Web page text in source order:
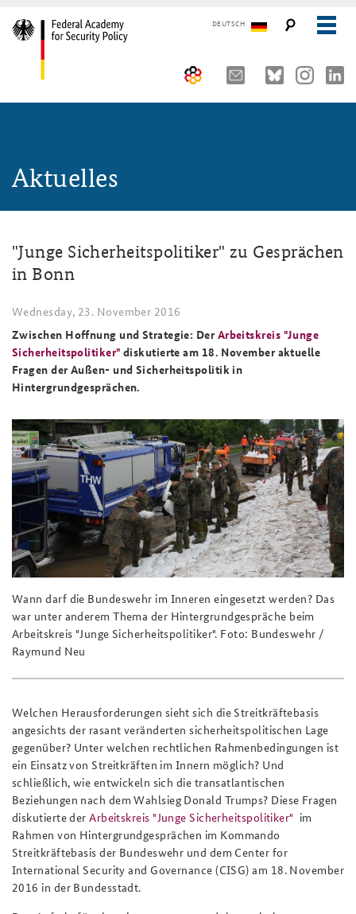
DEUTSCH
Organisation
Partners
Young Leaders in Security Policy
Directions
Security Policy Course for Senior Officials
German Forum on Security Policy
Public Events
Further Events
Working Papers
Aktuelles
"Junge Sicherheitspolitiker" zu Gesprächen
in Bonn
Wednesday, 23. November 2016
Zwischen Hoffnung und Strategie: Der Arbeitskreis "Junge
Sicherheitspolitiker" diskutierte am 18. November aktuelle
Fragen der Außen- und Sicherheitspolitik in
Hintergrundgesprächen.
Wann darf die Bundeswehr im Inneren eingesetzt werden? Das
war unter anderem Thema der Hintergrundgespräche beim
Arbeitskreis "Junge Sicherheitspolitiker". Foto: Bundeswehr /
Raymund Neu
Welchen Herausforderungen sieht sich die Streitkräftebasis
angesichts der rasant veränderten sicherheitspolitischen Lage
gegenüber? Unter welchen rechtlichen Rahmenbedingungen ist
ein Einsatz von Streitkräften im Innern möglich? Und
schließlich, wie entwickeln sich die transatlantischen
Beziehungen nach dem Wahlsieg Donald Trumps? Diese Fragen
diskutierte derArbeitskreis "Junge Sicherheitspolitiker" im
Rahmen von Hintergrundgesprächen im Kommando
Streitkräftebasis der Bundeswehr und dem Center for
International Security and Governance (CISG) am 18. November
2016 in der Bundesstadt.